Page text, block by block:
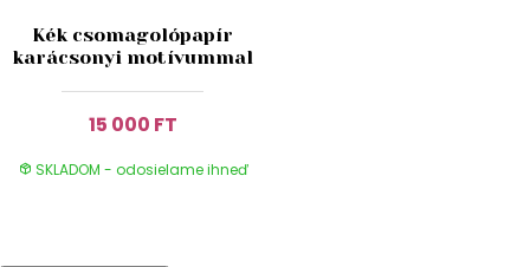
Kék csomagolópapír
karácsonyi motívummal
15 000 FT
SKLADOM - odosielame ihneď